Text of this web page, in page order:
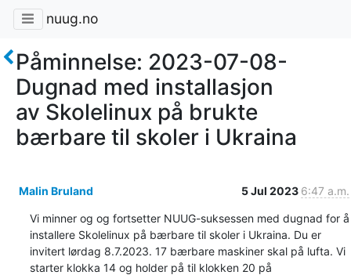
nuug.no
Påminnelse: 2023-07-08-
Dugnad med installasjon
av Skolelinux på brukte
bærbare til skoler i Ukraina
Malin Bruland 5 Jul 2023 6:47 a.m.
Vi minner og og fortsetter NUUG-suksessen med dugnad for å
installere Skolelinux på bærbare til skoler i Ukraina. Du er
invitert lørdag 8.7.2023. 17 bærbare maskiner skal på lufta. Vi
starter klokka 14 og holder på til klokken 20 på